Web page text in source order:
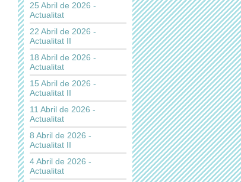
25 Abril de 2026 -
Actualitat
22 Abril de 2026 -
Actualitat II
18 Abril de 2026 -
Actualitat
15 Abril de 2026 -
Actualitat II
11 Abril de 2026 -
Actualitat
8 Abril de 2026 -
Actualitat II
4 Abril de 2026 -
Actualitat